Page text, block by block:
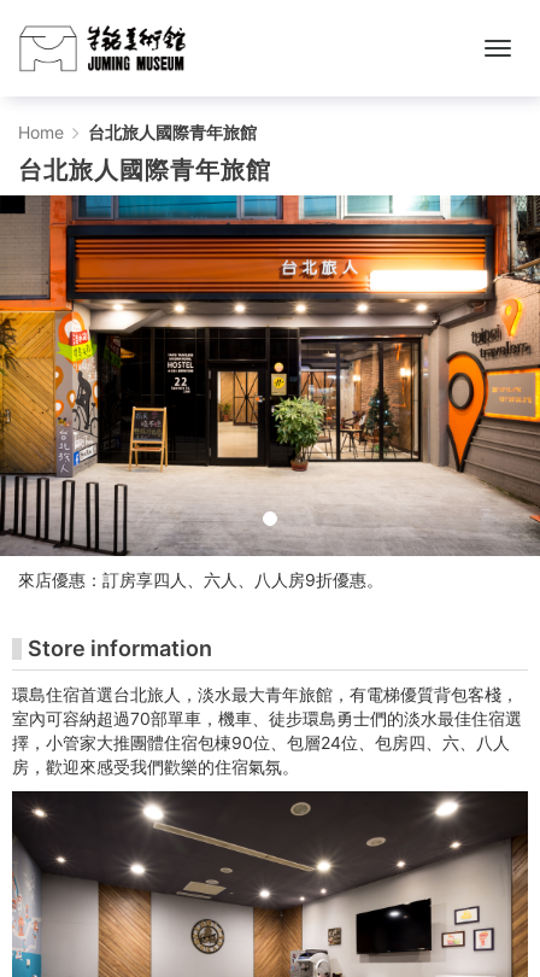
台
北
旅
人
國
際
青
年
旅
館
Juming
Museum
Ticketing
Website
Home 台北旅人國際青年旅館
台北旅人國際青年旅館
來店優惠：訂房享四人、六人、八人房9折優惠。
Store information
環島住宿首選台北旅人，淡水最大青年旅館，有電梯優質背包客棧，
室內可容納超過70部單車，機車、徒步環島勇士們的淡水最佳住宿選
擇，小管家大推團體住宿包棟90位、包層24位、包房四、六、八人
房，歡迎來感受我們歡樂的住宿氣氛。